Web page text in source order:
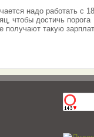
надо работать с
чтобы достичь порога
получают такую